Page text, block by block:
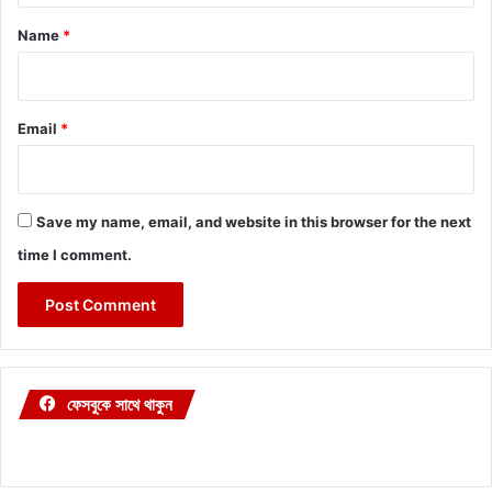
*
Name *
Email *
Save my name, email, and website in this browser for the next
time I comment.
ফেসবুকে সাথে থাকুন